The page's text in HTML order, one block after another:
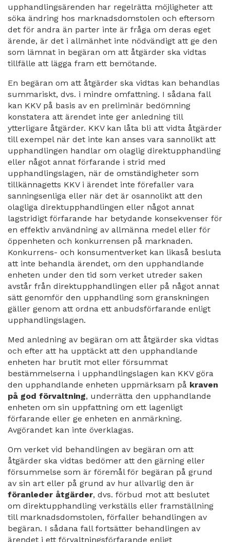
upphandlingsärenden har regelrätta möjligheter att
söka ändring hos marknadsdomstolen och eftersom
det för andra än parter inte är fråga om deras eget
ärende, är det i allmänhet inte nödvändigt att ge den
som lämnat in begäran om att åtgärder ska vidtas
tillfälle att lägga fram ett bemötande.
En begäran om att åtgärder ska vidtas kan behandlas
summariskt, dvs. i mindre omfattning. I sådana fall
kan KKV på basis av en preliminär bedömning
konstatera att ärendet inte ger anledning till
ytterligare åtgärder. KKV kan låta bli att vidta åtgärder
till exempel när det inte kan anses vara sannolikt att
upphandlingen handlar om olaglig direktupphandling
eller något annat förfarande i strid med
upphandlingslagen, när de omständigheter som
tillkännagetts KKV i ärendet inte förefaller vara
sanningsenliga eller när det är osannolikt att den
olagliga direktupphandlingen eller något annat
lagstridigt förfarande har betydande konsekvenser för
en effektiv användning av allmänna medel eller för
öppenheten och konkurrensen på marknaden.
Konkurrens- och konsumentverket kan likaså besluta
att inte behandla ärendet, om den upphandlande
enheten under den tid som verket utreder saken
avstår från direktupphandlingen eller på något annat
sätt genomför den upphandling som granskningen
gäller genom att ordna ett anbudsförfarande enligt
upphandlingslagen.
Med anledning av begäran om att åtgärder ska vidtas
och efter att ha upptäckt att den upphandlande
enheten har brutit mot eller försummat
bestämmelserna i upphandlingslagen kan KKV göra
den upphandlande enheten uppmärksam på kraven
på god förvaltning, underrätta den upphandlande
enheten om sin uppfattning om ett lagenligt
förfarande eller ge enheten en anmärkning.
Avgörandet kan inte överklagas.
Om verket vid behandlingen av begäran om att
åtgärder ska vidtas bedömer att den gärning eller
försummelse som är föremål för begäran på grund
av sin art eller på grund av hur allvarlig den är
föranleder åtgärder, dvs. förbud mot att beslutet
om direktupphandling verkställs eller framställning
till marknadsdomstolen, förfaller behandlingen av
begäran. I sådana fall fortsätter behandlingen av
ärendet i ett förvaltningsförfarande enligt